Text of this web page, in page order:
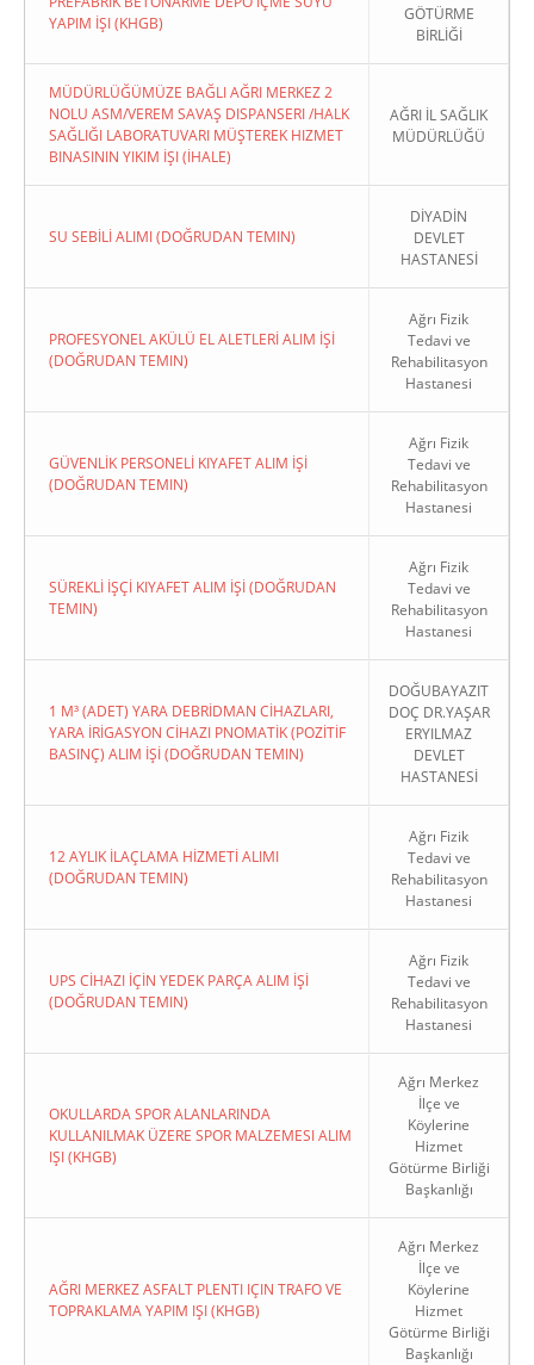
YAPIM İŞI (KHGB)
GÖTÜRME
BİRLİĞİ
MÜDÜRLÜĞÜMÜZE BAĞLI AĞRI MERKEZ 2
NOLU ASM/VEREM SAVAŞ DISPANSERI /HALK
SAĞLIĞI LABORATUVARI MÜŞTEREK HIZMET
BINASININ YIKIM İŞI (İHALE)
AĞRI İL SAĞLIK
MÜDÜRLÜĞÜ
SU SEBİLİ ALIMI (DOĞRUDAN TEMIN)
DİYADİN
DEVLET
HASTANESİ
PROFESYONEL AKÜLÜ EL ALETLERİ ALIM İŞİ
(DOĞRUDAN TEMIN)
Ağrı Fizik
Tedavi ve
Rehabilitasyon
Hastanesi
GÜVENLİK PERSONELİ KIYAFET ALIM İŞİ
(DOĞRUDAN TEMIN)
Ağrı Fizik
Tedavi ve
Rehabilitasyon
Hastanesi
SÜREKLİ İŞÇİ KIYAFET ALIM İŞİ (DOĞRUDAN
TEMIN)
Ağrı Fizik
Tedavi ve
Rehabilitasyon
Hastanesi
1 M³ (ADET) YARA DEBRİDMAN CİHAZLARI,
YARA İRİGASYON CİHAZI PNOMATİK (POZİTİF
BASINÇ) ALIM İŞİ (DOĞRUDAN TEMIN)
DOĞUBAYAZIT
DOÇ DR.YAŞAR
ERYILMAZ
DEVLET
HASTANESİ
12 AYLIK İLAÇLAMA HİZMETİ ALIMI
(DOĞRUDAN TEMIN)
Ağrı Fizik
Tedavi ve
Rehabilitasyon
Hastanesi
UPS CİHAZI İÇİN YEDEK PARÇA ALIM İŞİ
(DOĞRUDAN TEMIN)
Ağrı Fizik
Tedavi ve
Rehabilitasyon
Hastanesi
OKULLARDA SPOR ALANLARINDA
KULLANILMAK ÜZERE SPOR MALZEMESI ALIM
IŞI (KHGB)
Ağrı Merkez
İlçe ve
Köylerine
Hizmet
Götürme Birliği
Başkanlığı
AĞRI MERKEZ ASFALT PLENTI IÇIN TRAFO VE
TOPRAKLAMA YAPIM IŞI (KHGB)
Ağrı Merkez
İlçe ve
Köylerine
Hizmet
Götürme Birliği
Başkanlığı